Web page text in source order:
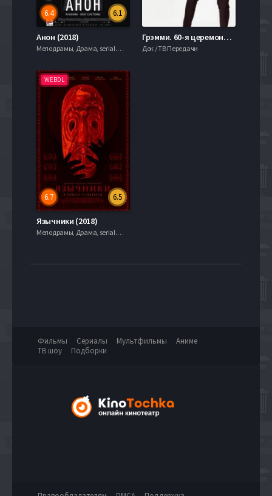
6.1
6.4
Анон (2018)
Мелодрамы, Драма, serial.mob
Грэмми. 60-я церемония вручения наград (2018)
Док / ТВ Передачи
WEBDL
6.5
6.7
Язычники (2018)
Мелодрамы, Драма, serial.mob
Фильмы Сериалы Мультфильмы
Аниме
ТВ шоу
Подборки